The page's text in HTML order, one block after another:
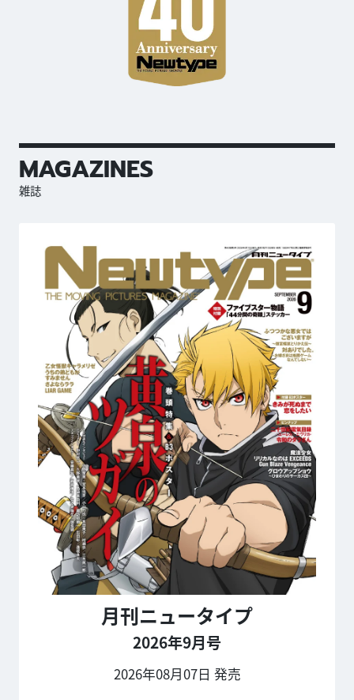
MAGAZINES
雑誌
月刊ニュータイプ
2026年9月号
2026年08月07日 発売